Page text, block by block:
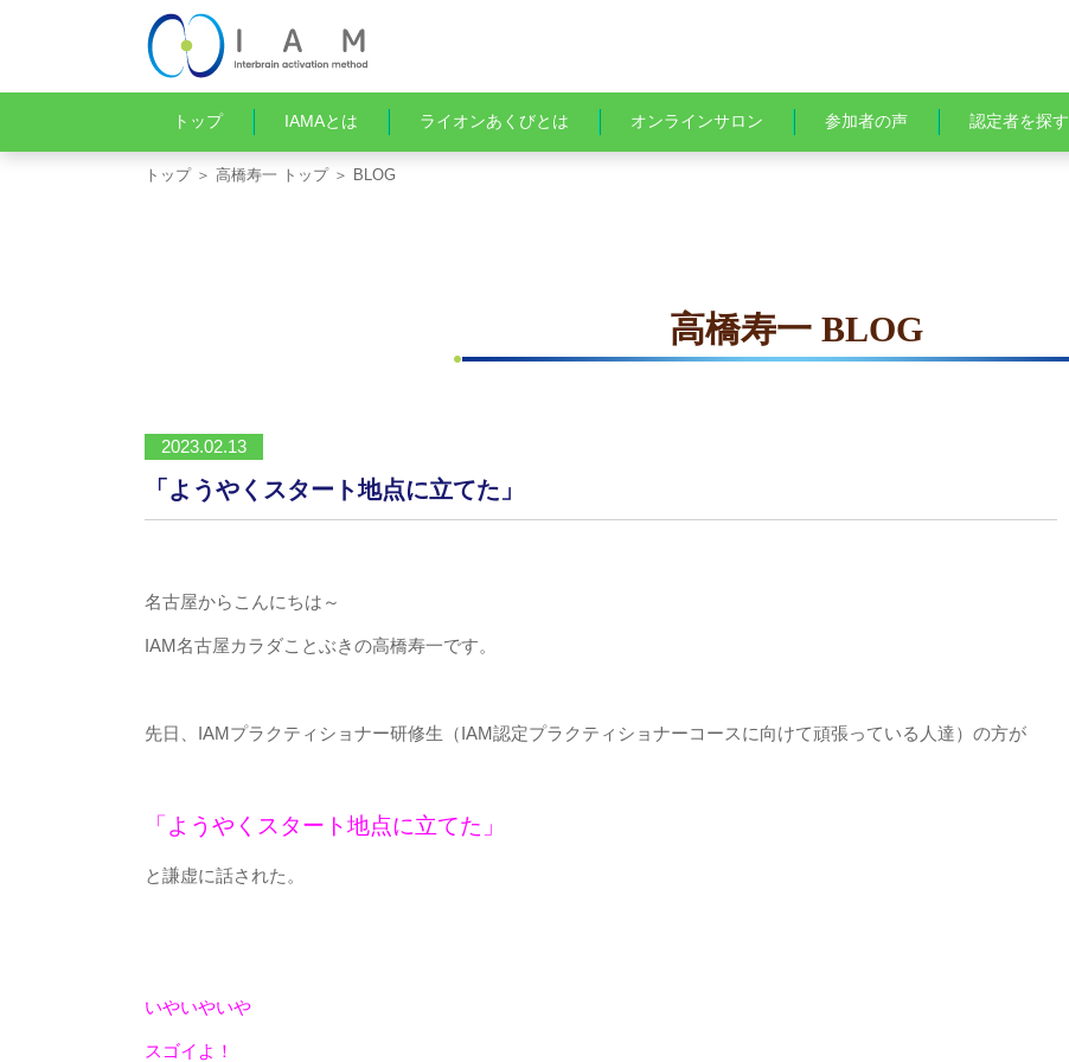
トップ IAMAとは ライオンあくびとは オンラインサロン 参加者の声 認定者を探す
トップ＞ 高橋寿一 トップ＞ BLOG
高橋寿一 BLOG
2023.02.13
「ようやくスタート地点に立てた」
名古屋からこんにちは～
IAM名古屋カラダことぶきの高橋寿一です。
先日、IAMプラクティショナー研修生（IAM認定プラクティショナーコースに向けて頑張っている人達）の方が
「ようやくスタート地点に立てた」
と謙虚に話された。
いやいやいや
スゴイよ！